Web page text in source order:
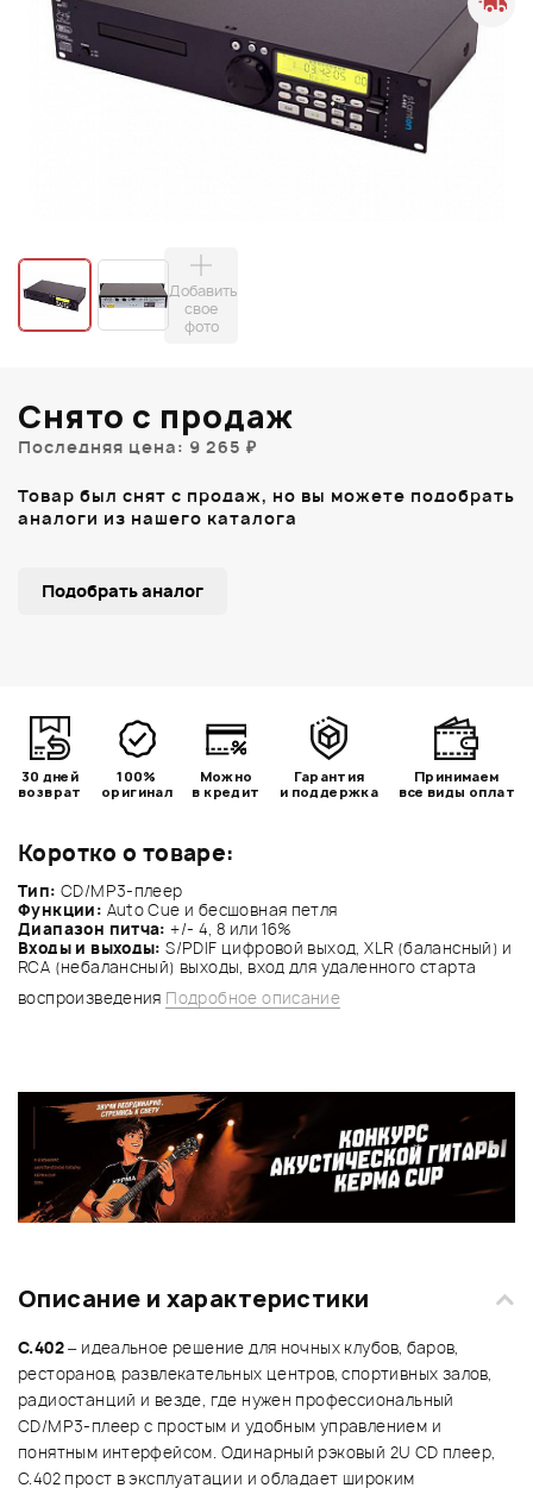
Добавить
свое
фото
Коротко о товаре:
Тип: CD/MP3-плеер
Функции: Auto Cue и бесшовная петля
Диапазон питча: +/- 4, 8 или 16%
Входы и выходы: S/PDIF цифровой выход, XLR (балансный) и
RCA (небалансный) выходы, вход для удаленного старта
воспроизведения Подробное описание
Снято с продаж
Последняя цена: 9 265 ₽
Товар был снят с продаж, но вы можете подобрать
аналоги из нашего каталога
Подобрать аналог
30 дней
возврат
100%
оригинал
Можно
в кредит
Гарантия
и поддержка
Принимаем
все виды оплат
Описание и характеристики
C.402– идеальное решение для ночных клубов, баров,
ресторанов, развлекательных центров, спортивных залов,
радиостанций и везде, где нужен профессиональный
CD/MP3-плеер с простым и удобным управлением и
понятным интерфейсом. Одинарный рэковый 2U CD плеер,
C.402 прост в эксплуатации и обладает широким